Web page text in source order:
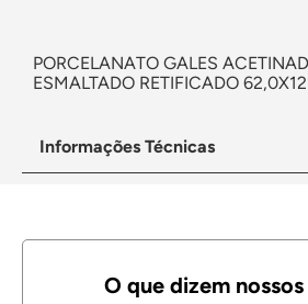
PORCELANATO GALES
ESMALTADO RETIFICADO
Informações Técnicas